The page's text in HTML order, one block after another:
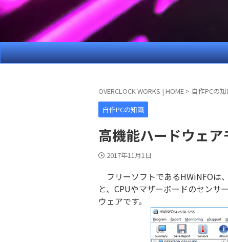
OVERCLOCK WORKS | HOME > 自作PCの
自作PCの知識
高機能ハードウェ
2017年11月1日
フリーソフトであるHWiNFOは
と、CPUやマザーボードのセンサ
ウェアです。